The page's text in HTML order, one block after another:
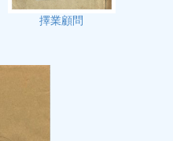
擇業顧問